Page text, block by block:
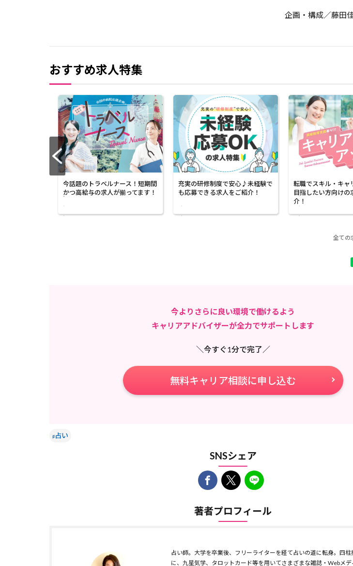
企画・構成／藤田
おすすめ求人特集
今話題のトラベルナース！短期間
かつ高給与の求人が揃ってます！
充実の研修制度で安心♪未経験で
も応募できる求人をご紹介！
転職でスキル・キャ
目指したい方向けの
介！
全ての
今よりさらに良い環境で働けるよう
キャリアアドバイザーが全力でサポートします
＼今すぐ1分で完了／
無料キャリア相談に申し込む
占い
SNSシェア
著者プロフィール
占い師。大学を卒業後、フリーライターを経て占いの道に転身。四
に、九星気学、タロットカード等を用いてさまざまな雑誌・Webメ